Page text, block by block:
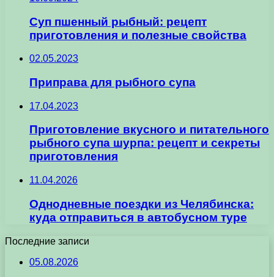
Суп пшенный рыбный: рецепт
приготовления и полезные свойства
02.05.2023
Приправа для рыбного супа
17.04.2023
Приготовление вкусного и питательного
рыбного супа шурпа: рецепт и секреты
приготовления
11.04.2026
Однодневные поездки из Челябинска:
куда отправиться в автобусном туре
Последние записи
05.08.2026